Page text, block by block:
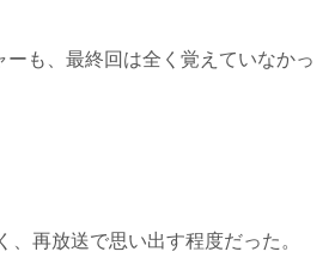
も、最終回は全く覚えていなかっ
再放送で思い出す程度だった。